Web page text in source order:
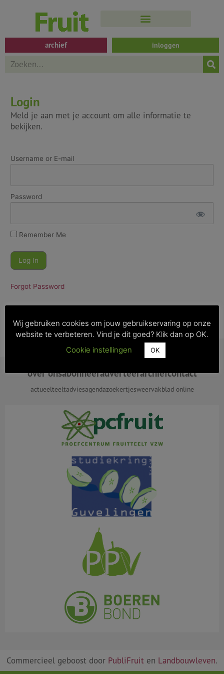
inhoud
archief inloggen
Search
Login
Meld je aan met je account om alle informatie te
bekijken.
Username or E-mail
Password
Remember Me
Forgot Password
over onsabonneeradverteerarchiefcontact
actueelteeltadviesagendazoekertjesweervakblad online
Commercieel geboost door PubliFruit en Landbouwleven.
Wij gebruiken cookies om jouw gebruikservaring op onze
website te verbeteren. Vind je dit goed? Klik dan op OK.
Cookie instellingen
OK